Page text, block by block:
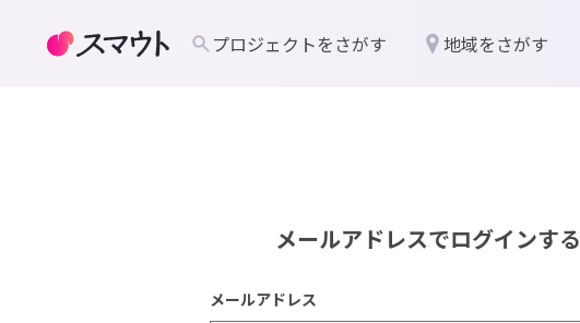
メールアドレスでログインする
メールアドレス
プロジェクトをさがす 地域をさがす